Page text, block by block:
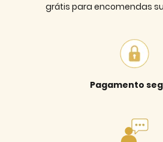
grátis para encomendas
Pagamento